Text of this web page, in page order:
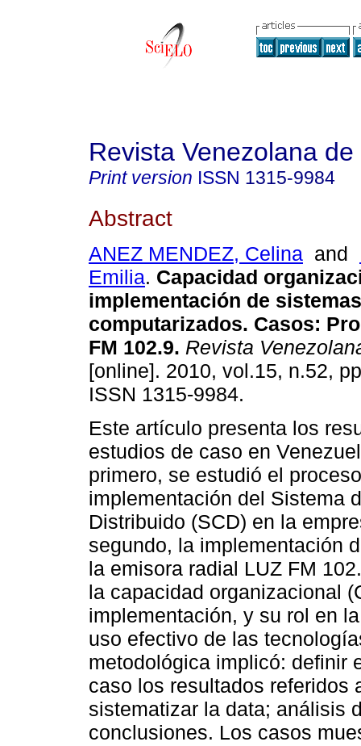
Revista Venezolana
Print version ISSN 1315-9984
Abstract
ANEZ MENDEZ, Celina and
Emilia. Capacidad
implementación de sistemas
computarizados. Casos:
FM 102.9. Revista
[online]. 2010, vol.15, n.52,
ISSN 1315-9984.
Este artículo presenta los
estudios de caso en
primero, se estudió el
implementación del Sistema
Distribuido (SCD) en la
segundo, la implementación
la emisora radial LUZ FM
la capacidad organizacional
implementación, y su rol en
uso efectivo de las
metodológica implicó: definir
caso los resultados referidos
sistematizar la data; análisis
conclusiones. Los casos